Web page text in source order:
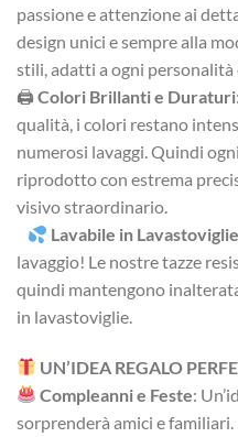
passione e attenzione ai
design unici e sempre alla
stili, adatti a ogni personalità
🖨 Colori Brillanti e Duraturi
qualità, i colori restano
numerosi lavaggi. Quindi
riprodotto con estrema
visivo straordinario.
Lavabile in Lavastoviglie
lavaggio! Le nostre tazze
quindi mantengono
in lavastoviglie.
UN’IDEA REGALO
Compleanni e Feste:
sorprenderà amici e familiari.